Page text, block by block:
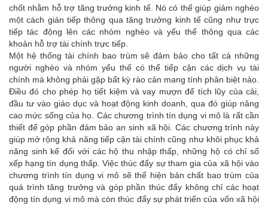
chốt nhằm hỗ trợ tăng trưởng kinh tế. Nó có thể giúp giảm nghèo
một cách gián tiếp thông qua tăng trưởng kinh tế cũng như trực
tiếp tác động lên các nhóm nghèo và yếu thế thông qua các
khoản hỗ trợ tài chính trực tiếp.
Một hệ thống tài chính bao trùm sẽ đảm bảo cho tất cả những
người nghèo và nhóm yếu thế có thể tiếp cận các dịch vụ tài
chính mà không phải gặp bất kỳ rào cản mang tính phân biệt nào.
Điều đó cho phép họ tiết kiệm và vay mượn để tích lũy của cải,
đầu tư vào giáo dục và hoạt động kinh doanh, qua đó giúp nâng
cao mức sống của họ. Các chương trình tín dụng vi mô là rất cần
thiết để góp phần đảm bảo an sinh xã hội. Các chương trình này
giúp mở rộng khả năng tiếp cận tài chính cũng như khôi phục khả
năng sinh kế đối với các hộ thu nhập thấp, những hộ có chỉ số
xếp hạng tín dụng thấp. Việc thúc đẩy sự tham gia của xã hội vào
chương trình tín dụng vi mô sẽ thể hiện bản chất bao trùm của
quá trình tăng trưởng và góp phần thúc đẩy không chỉ các hoạt
động tín dụng vi mô mà còn thúc đẩy sự phát triển của vốn xã hội